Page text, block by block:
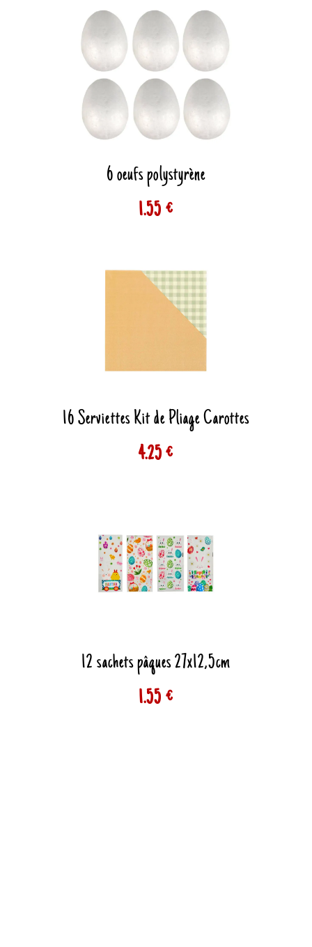
6 oeufs polystyrène
1.55 €
16 Serviettes Kit de Pliage Carottes
4.25 €
12 sachets pâques 27x12,5cm
1.55 €